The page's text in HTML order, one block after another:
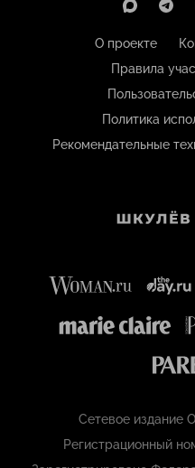
О проекте
Правила
Политика
Рекомендательные
Сетевое издание
Регистрационный